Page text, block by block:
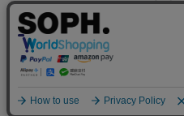
プライバシーポリシー
店舗受取サービス
お客様により良いサービスを提
使用することがございます。 詳
ご確認ください。
OK